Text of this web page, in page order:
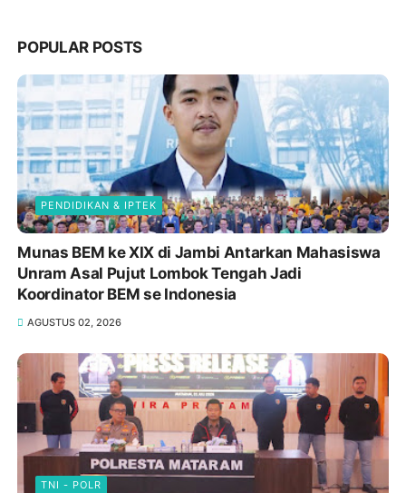
POPULAR POSTS
PENDIDIKAN & IPTEK
Munas BEM ke XIX di Jambi Antarkan Mahasiswa
Unram Asal Pujut Lombok Tengah Jadi
Koordinator BEM se Indonesia
AGUSTUS 02, 2026
TNI - POLR